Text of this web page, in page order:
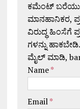
ಕಮೆಂಟ್
ಮಾನಹಾನಿಕರ,
ವಿರುದ್ಧ ಹಿಂಸೆಗೆ
ಗಳನ್ನು
ಮೈಲ್ ಮಾಡಿ,
Name*
Email*